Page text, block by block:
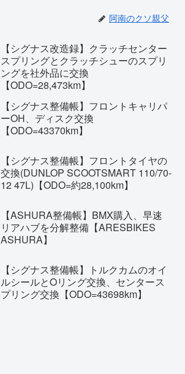
阿南のクソ親父
【シグナス改造録】クラッチセンター
スプリングとクラッチシューのスプリ
ングを社外品に交換
【ODO=28,473km】
【シグナス整備帳】フロントキャリパ
ーOH、ディスク交換
【ODO=43370km】
【シグナス整備帳】フロントタイヤの
交換(DUNLOP SCOOTSMART 110/70-
12 47L)【ODO=約28,100km】
【ASHURA整備帳】BMX購入、早速
リアハブを分解整備【ARESBIKES
ASHURA】
【シグナス整備帳】トルクカムのオイ
ルシールとOリング交換、センタース
プリング交換【ODO=43698km】